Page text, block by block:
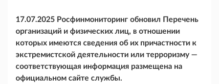
17.07.2025 Росфинмониторинг обновил Перечень
организаций и физических лиц, в отношении
которых имеются сведения об их причастности к
экстремистской деятельности или терроризму —
соответствующая информация размещена на
официальном сайте службы.